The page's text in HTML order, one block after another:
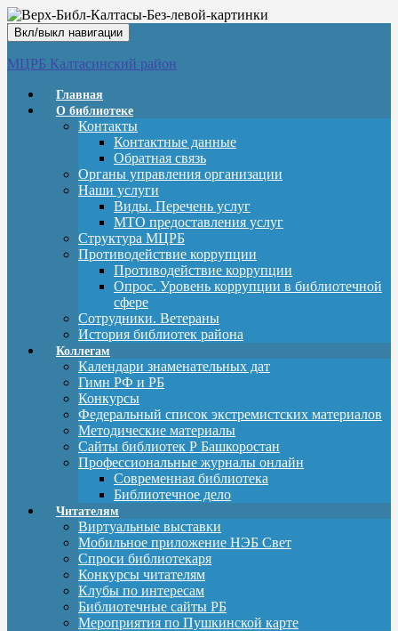
Вкл/выкл навигации
МЦРБ Калтасинский район
Главная
О библиотеке
Контакты
Контактные данные
Обратная связь
Органы управления организации
Наши услуги
Виды. Перечень услуг
МТО предоставления услуг
Структура МЦРБ
Противодействие коррупции
Противодействие коррупции
Опрос. Уровень коррупции в библиотечной
сфере
Сотрудники. Ветераны
История библиотек района
Коллегам
Календари знаменательных дат
Гимн РФ и РБ
Конкурсы
Федеральный список экстремистских материалов
Методические материалы
Сайты библиотек Р Башкоростан
Профессиональные журналы онлайн
Современная библиотека
Библиотечное дело
Читателям
Виртуальные выставки
Мобильное приложение НЭБ Свет
Спроси библиотекаря
Конкурсы читателям
Клубы по интересам
Библиотечные сайты РБ
Мероприятия по Пушкинской карте